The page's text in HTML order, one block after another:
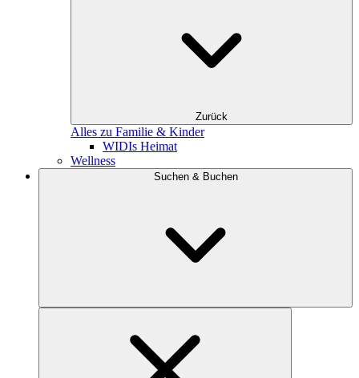
Zurück
Alles zu Familie & Kinder
WIDIs Heimat
Wellness
Suchen & Buchen